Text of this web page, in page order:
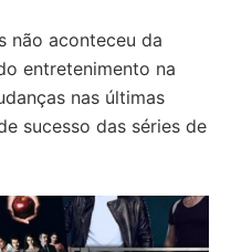
não aconteceu da
entretenimento na
nas últimas
sucesso das séries de